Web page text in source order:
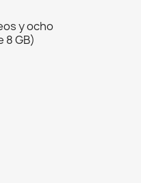
y ocho
8 GB)